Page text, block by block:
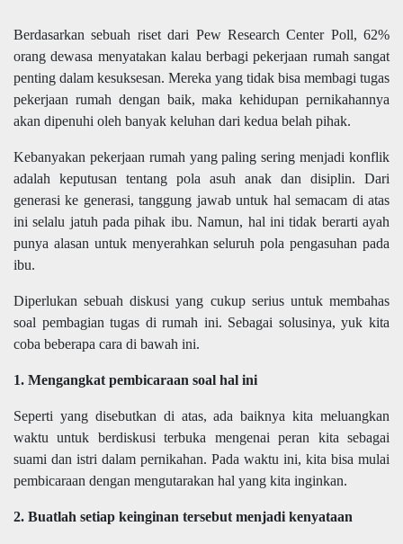
Berdasarkan sebuah riset dari Pew Research Center Poll, 62%
orang dewasa menyatakan kalau berbagi pekerjaan rumah sangat
penting dalam kesuksesan. Mereka yang tidak bisa membagi tugas
pekerjaan rumah dengan baik, maka kehidupan pernikahannya
akan dipenuhi oleh banyak keluhan dari kedua belah pihak.
Kebanyakan pekerjaan rumah yang paling sering menjadi konflik
adalah keputusan tentang pola asuh anak dan disiplin. Dari
generasi ke generasi, tanggung jawab untuk hal semacam di atas
ini selalu jatuh pada pihak ibu. Namun, hal ini tidak berarti ayah
punya alasan untuk menyerahkan seluruh pola pengasuhan pada
ibu.
Diperlukan sebuah diskusi yang cukup serius untuk membahas
soal pembagian tugas di rumah ini. Sebagai solusinya, yuk kita
coba beberapa cara di bawah ini.
1. Mengangkat pembicaraan soal hal ini
Seperti yang disebutkan di atas, ada baiknya kita meluangkan
waktu untuk berdiskusi terbuka mengenai peran kita sebagai
suami dan istri dalam pernikahan. Pada waktu ini, kita bisa mulai
pembicaraan dengan mengutarakan hal yang kita inginkan.
2. Buatlah setiap keinginan tersebut menjadi kenyataan